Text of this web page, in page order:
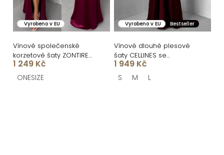
Vyrobeno v EU
Vínové společenské
korzetové šaty ZONTIRE
bez ramínek
1 249 Kč
ONESIZE
Vyrobeno v EU Bestseller
Vínové dlouhé plesové
šaty CELLINES se
šněrováním a rozparkem
1 949 Kč
S M L